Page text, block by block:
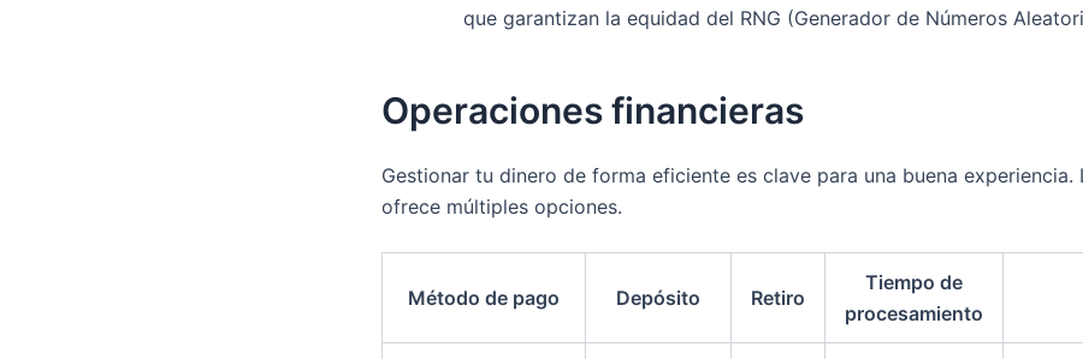
que garantizan la equidad del RNG (Generador de Números
Operaciones financieras
Gestionar tu dinero de forma eficiente es clave para una buena experiencia.
ofrece múltiples opciones.
Método de pago Depósito Retiro
Tiempo de
procesamiento